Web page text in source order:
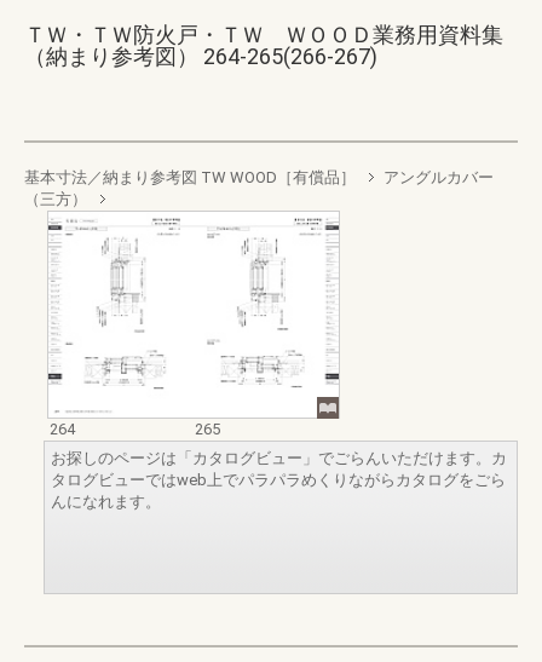
ＴＷ・ＴＷ防火戸・ＴＷ ＷＯＯＤ業務用資料集
（納まり参考図） 264-265(266-267)
基本寸法／納まり参考図 TW WOOD［有償品］
アングルカバー
（三方）
264
265
お探しのページは「カタログビュー」でごらんいただけます。カ
タログビューではweb上でパラパラめくりながらカタログをごら
んになれます。